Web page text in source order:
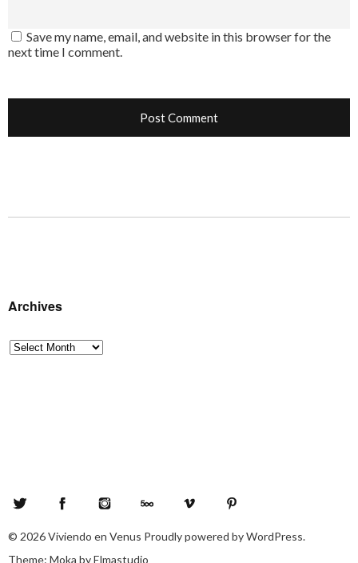
Save my name, email, and website in this browser for the
next time I comment.
Archives
Archives
© 2026Viviendo en Venus Proudly powered byWordPress.
Theme: Moka byElmastudio